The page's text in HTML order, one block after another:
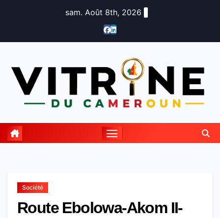
sam. Août 8th, 2026
Société
Route Ebolowa-Akom II-